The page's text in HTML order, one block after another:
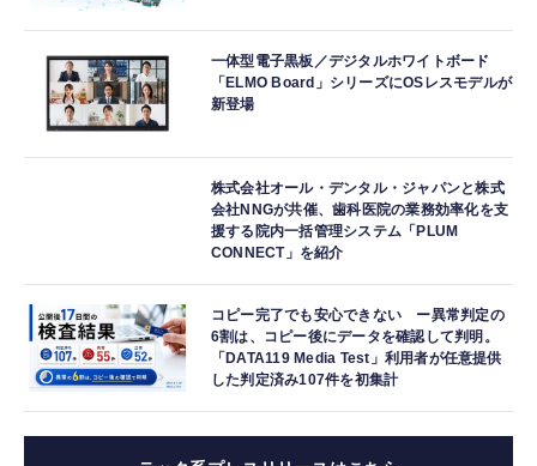
一体型電子黒板／デジタルホワイトボード
「ELMO Board」シリーズにOSレスモデルが
新登場
株式会社オール・デンタル・ジャパンと株式
会社NNGが共催、歯科医院の業務効率化を支
援する院内一括管理システム「PLUM
CONNECT」を紹介
コピー完了でも安心できない ー異常判定の
6割は、コピー後にデータを確認して判明。
「DATA119 Media Test」利用者が任意提供
した判定済み107件を初集計